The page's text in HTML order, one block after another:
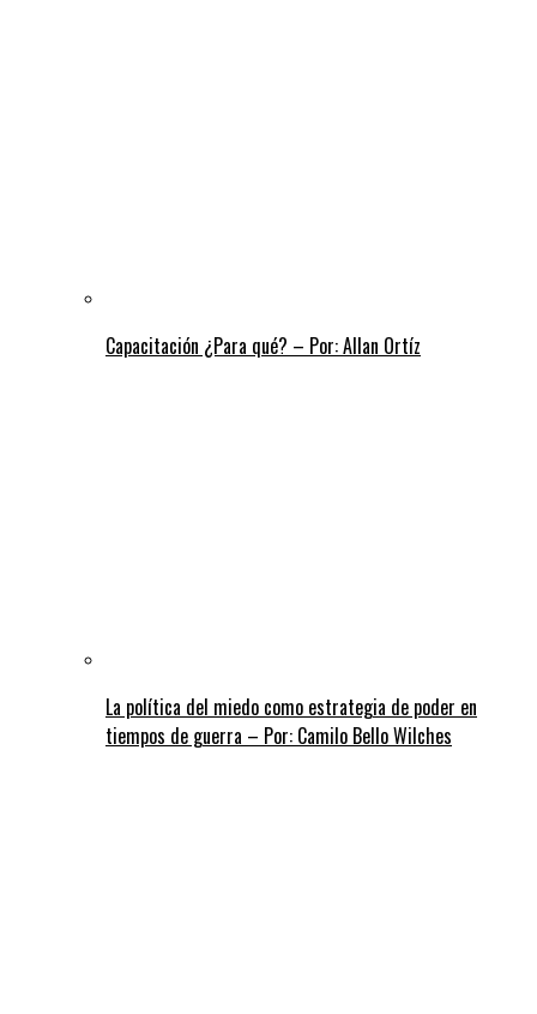
Capacitación ¿Para qué? – Por: Allan Ortíz
La política del miedo como estrategia de poder en
tiempos de guerra – Por: Camilo Bello Wilches